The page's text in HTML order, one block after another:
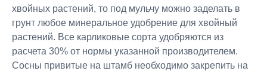
хвойных растений, то под мульчу можно заделать в
грунт любое минеральное удобрение для хвойный
растений. Все карликовые сорта удобряются из
расчета 30% от нормы указанной производителем.
Сосны привитые на штамб необходимо закрепить на